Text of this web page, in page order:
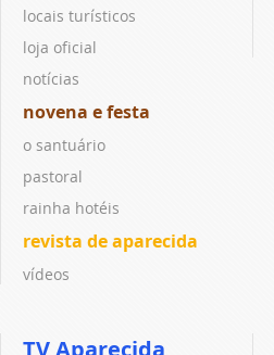
locais turísticos
loja oficial
notícias
novena e festa
o santuário
pastoral
rainha hotéis
revista de aparecida
vídeos
TV Aparecida